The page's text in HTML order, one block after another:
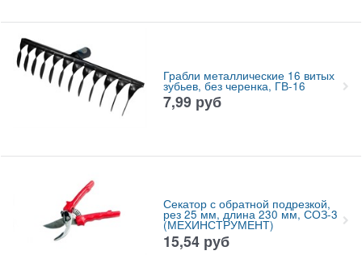
Грабли металлические 16 витых
зубьев, без черенка, ГВ-16
7,99 руб
Секатор с обратной подрезкой,
рез 25 мм, длина 230 мм, СОЗ-3
(МЕХИНСТРУМЕНТ)
15,54 руб